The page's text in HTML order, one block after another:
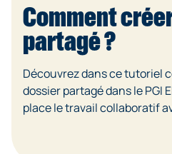
Comment
partagé ?
Découvrez dans ce tutoriel
dossier partagé dans le PGI
place le travail collaboratif